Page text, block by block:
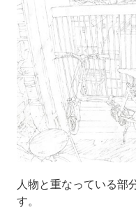
人物と重なっている部
す。